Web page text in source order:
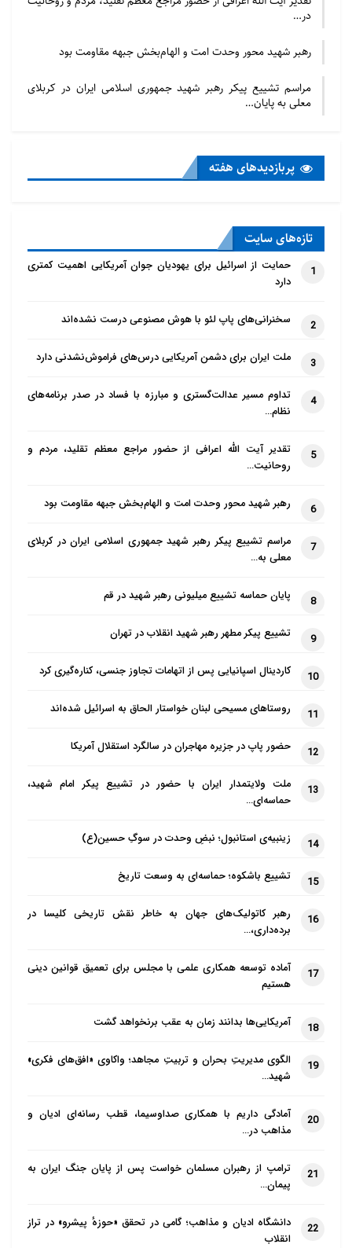
در…
رهبر شهید محور وحدت امت و الهام‌بخش جبهه مقاومت بود
مراسم تشییع پیکر رهبر شهید جمهوری اسلامی ایران در کربلای
معلی به پایان…
پربازدید‌های هفته
تازه‌‌های سایت
1
حمایت از اسرائیل برای یهودیان جوان آمریکایی اهمیت کمتری
دارد
2 سخنرانی‌های پاپ لئو با هوش مصنوعی درست نشده‌اند
3 ملت ایران برای دشمن آمریکایی درس‌های فراموش‌نشدنی دارد
4
تداوم مسیر عدالت‌گستری و مبارزه با فساد در صدر برنامه‌های
نظام…
5
تقدیر آیت الله اعرافی از حضور مراجع معظم تقلید، مردم و
روحانیت…
6 رهبر شهید محور وحدت امت و الهام‌بخش جبهه مقاومت بود
7
مراسم تشییع پیکر رهبر شهید جمهوری اسلامی ایران در کربلای
معلی به…
8 پایان حماسه تشییع میلیونی رهبر شهید در قم
9 تشییع پیکر مطهر رهبر شهید انقلاب در تهران
10 کاردینال اسپانیایی پس از اتهامات تجاوز جنسی، کناره‌گیری کرد
11 روستاهای مسیحی لبنان خواستار الحاق به اسرائیل شده‌اند
12 حضور پاپ در جزیره مهاجران در سالگرد استقلال آمریکا
13
ملت ولایتمدار ایران با حضور در تشییع پیکر امام شهید،
حماسه‌ای…
14 زینبیه‌ی استانبول؛ نبضِ وحدت در سوگِ حسین(ع)
15 تشییع باشکوه؛ حماسه‌ای به وسعت تاریخ
16
رهبر کاتولیک‌های جهان به خاطر نقش تاریخی کلیسا در
برده‌داری،…
17
آماده توسعه همکاری علمی با مجلس برای تعمیق قوانین دینی
هستیم
18 آمریکایی‌ها بدانند زمان به عقب برنخواهد گشت
19
الگوی مدیریتِ بحران و تربیتِ مجاهد؛ واکاوی «افق‌های فکری»
شهید…
20
آمادگی داریم با همکاری صداوسیما، قطب رسانه‌ای ادیان و
مذاهب در…
21
ترامپ از رهبران مسلمان خواست پس از پایان جنگ ایران به
پیمان…
22
دانشگاه ادیان و مذاهب؛ گامی در تحقق «حوزهٔ پیشرو» در تراز
انقلاب